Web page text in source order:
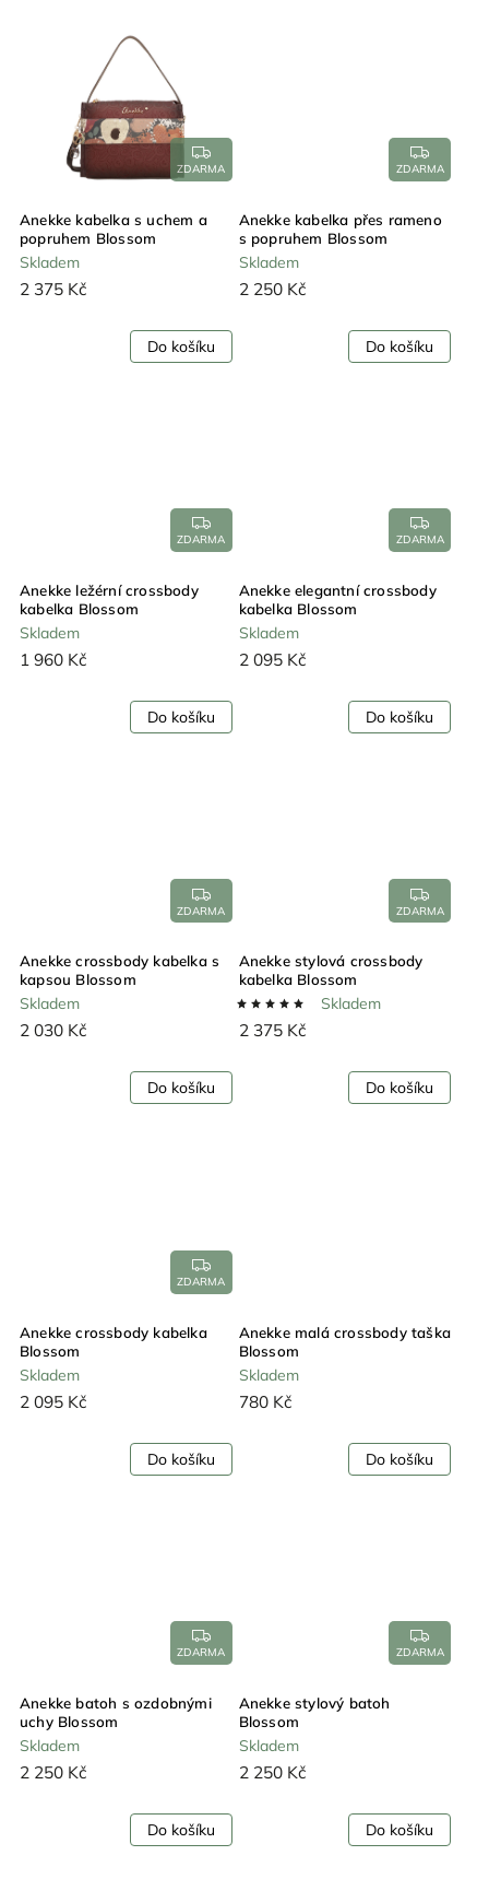
ZDARMA
Anekke kabelka s uchem a
popruhem Blossom
Skladem
2 375 Kč
Do košíku
ZDARMA
Anekke kabelka přes rameno
s popruhem Blossom
Skladem
2 250 Kč
Do košíku
ZDARMA
Anekke ležérní crossbody
kabelka Blossom
Skladem
1 960 Kč
Do košíku
ZDARMA
Anekke elegantní crossbody
kabelka Blossom
Skladem
2 095 Kč
Do košíku
ZDARMA
Anekke crossbody kabelka s
kapsou Blossom
Skladem
2 030 Kč
Do košíku
ZDARMA
Anekke stylová crossbody
kabelka Blossom
Skladem
2 375 Kč
Do košíku
ZDARMA
Anekke crossbody kabelka
Blossom
Skladem
2 095 Kč
Do košíku
Anekke malá crossbody taška
Blossom
Skladem
780 Kč
Do košíku
ZDARMA
Anekke batoh s ozdobnými
uchy Blossom
Skladem
2 250 Kč
Do košíku
ZDARMA
Anekke stylový batoh
Blossom
Skladem
2 250 Kč
Do košíku